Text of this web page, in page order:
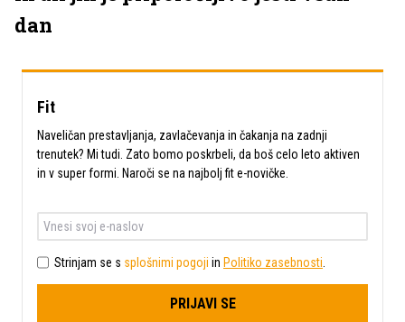
dan
Fit
Naveličan prestavljanja, zavlačevanja in čakanja na zadnji
trenutek? Mi tudi. Zato bomo poskrbeli, da boš celo leto aktiven
in v super formi. Naroči se na najbolj fit e-novičke.
Strinjam se s splošnimi pogoji in Politiko zasebnosti
PRIJAVI SE